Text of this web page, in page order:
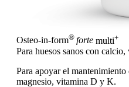
Osteo-in-form® forte multi+
Para huesos sanos con
Para apoyar el
magnesio, vitamina D y K.